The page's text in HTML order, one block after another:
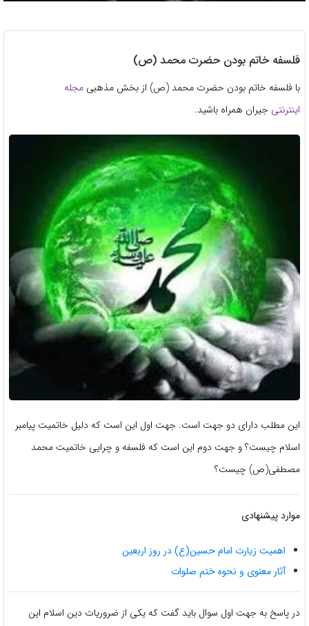
فلسفه خاتم بودن حضرت محمد (ص)
با فلسفه خاتم بودن حضرت محمد (ص) از بخش مذهبی مجله
اینترنتی جیران همراه باشید.
این مطلب دارای دو جهت است. جهت اول این است که دلیل خاتمیت پیامبر
اسلام چیست؟ و جهت دوم این است که فلسفه و چرایی خاتمیت محمد
مصطفی(ص) چیست؟
موارد پیشنهادی
اهمیت زیارت امام حسین(ع) در روز اربعین
آثار معنوی و نحوه ختم صلوات
در پاسخ به جهت اول سوال باید گفت که یكی از ضروریات دین اسلام این